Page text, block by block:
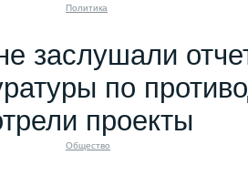
Политика
заслушали
по
проекты
Общество